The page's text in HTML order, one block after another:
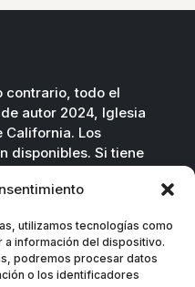
utilizamos tecnologías como
a información del dispositivo.
podremos procesar datos
o los identificadores
contrario, todo el
autor 2024, Iglesia
California. Los
disponibles. Si tiene
.